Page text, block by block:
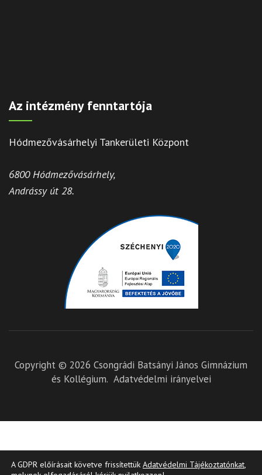
Az intézmény fenntartója
Hódmezővásárhelyi Tankerületi Központ
6800 Hódmezővásárhely,
Andrássy út 28.
Copyright © 2026 Csongrádi Batsányi János Gimnázium
és Kollégium. Adatvédelmi irányelvei
A GDPR előírásait követve frissítettük Adatvédelmi Tájékoztatónkat,